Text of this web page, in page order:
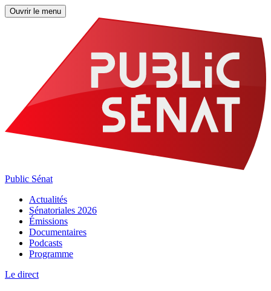
Ouvrir le menu
Public Sénat
Actualités
Sénatoriales 2026
Émissions
Documentaires
Podcasts
Programme
Le direct